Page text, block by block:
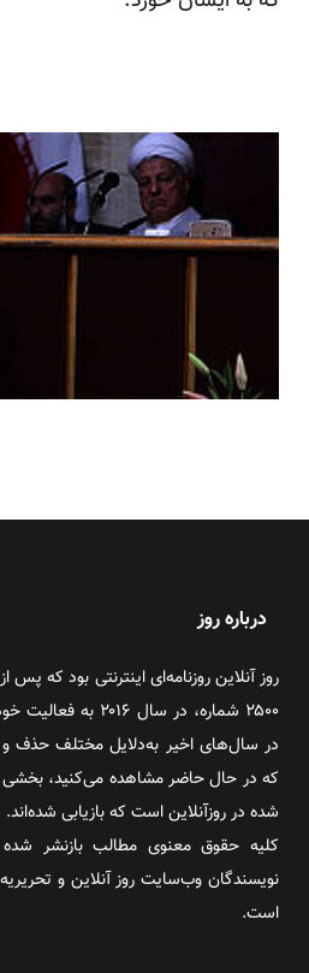
درباره روز
۲۵۰۰ شماره، در سال
در سال‌های اخیر به‌دلایل مختلف حذف
که در حال حاضر مشاهده می‌کنید، بخشی
شده در روزآنلاین است که بازیابی شده‌اند.
کلیه حقوق معنوی مطالب بازنشر
نویسندگان وب‌سایت روز آنلاین و تحریریه
است.